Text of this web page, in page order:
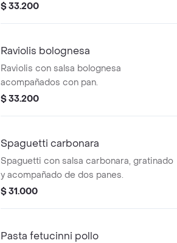
$ 33.200
Raviolis bolognesa
Raviolis con salsa bolognesa
acompañados con pan.
$ 33.200
Spaguetti carbonara
Spaguetti con salsa carbonara, gratinado
y acompañado de dos panes.
$ 31.000
Pasta fetucinni pollo